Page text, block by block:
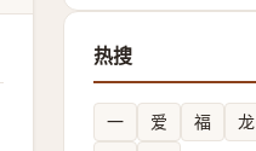
热搜
一 爱 福 龙